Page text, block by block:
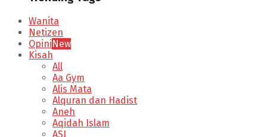
Wanita
Netizen
OpiniNew
Kisah
All
Aa Gym
Alis Mata
Alquran dan Hadist
Aneh
Aqidah Islam
ASI